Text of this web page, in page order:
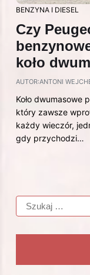
BENZYNA I DIESEL
Czy
koło
AUTOR:ANTONI
Koło dwumasowe
który zawsze
każdy wieczór,
gdy przychodzi…